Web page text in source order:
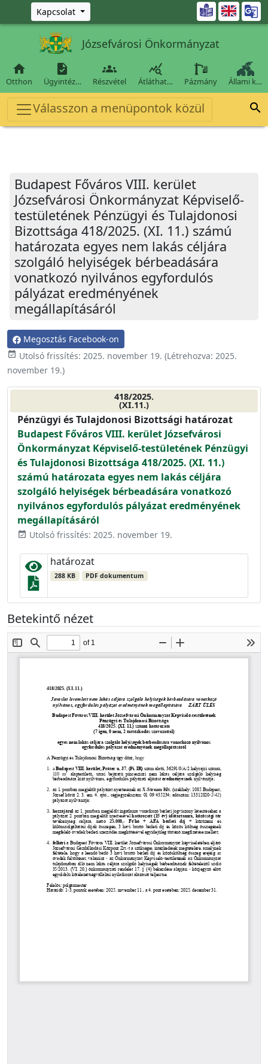
Ugrás a fő tartalomra
Kapcsolat 
Józsefvárosi Önkormányzat

Otthon

Ügyintéz…

Részvétel

Átláthat… Pázmány Állami k…
Válasszon a menüpontok közül 
Budapest Főváros VIII. kerület
Józsefvárosi Önkormányzat Képviselő-
testületének Pénzügyi és Tulajdonosi
Bizottsága 418/2025. (XI. 11.) számú
határozata egyes nem lakás céljára
szolgáló helyiségek bérbeadására
vonatkozó nyilvános egyfordulós
pályázat eredményének
megállapításáról
Megosztás Facebook-on
event_available Utolsó frissítés: 2025. november 19. (Létrehozva: 2025.
november 19.)
418/2025.
(XI.11.)
Pénzügyi és Tulajdonosi Bizottsági határozat
Budapest Főváros VIII. kerület Józsefvárosi
Önkormányzat Képviselő-testületének Pénzügyi
és Tulajdonosi Bizottsága 418/2025. (XI. 11.)
számú határozata egyes nem lakás céljára
szolgáló helyiségek bérbeadására vonatkozó
nyilvános egyfordulós pályázat eredményének
megállapításáról
event_available Utolsó frissítés: 2025. november 19.
határozat
288 KB PDF dokumentum
Betekintő nézet